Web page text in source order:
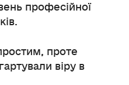
професійної
проте
віру в